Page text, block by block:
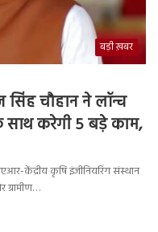
बड़ी ख़बर
सिंह चौहान ने लॉन्च
करेगी 5 बड़े काम,
केंद्रीय कृषि इंजीनियरिंग संस्थान